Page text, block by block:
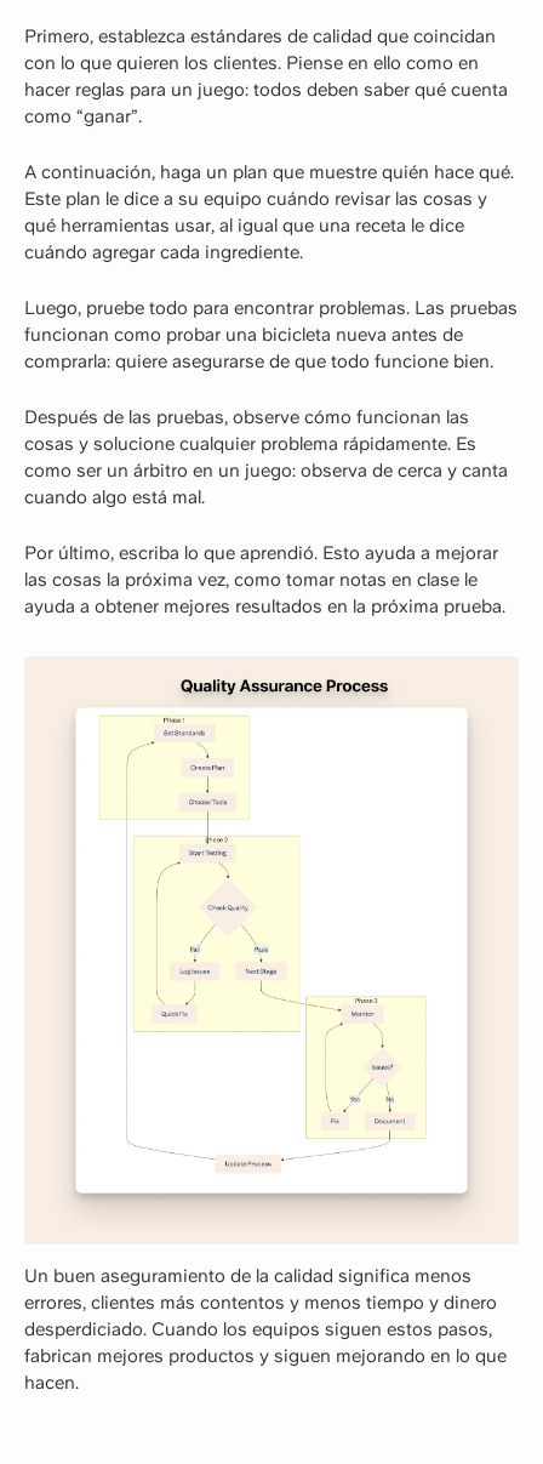
Primero, establezca estándares de calidad que coincidan
con lo que quieren los clientes. Piense en ello como en
hacer reglas para un juego: todos deben saber qué cuenta
como “ganar”.
A continuación, haga un plan que muestre quién hace qué.
Este plan le dice a su equipo cuándo revisar las cosas y
qué herramientas usar, al igual que una receta le dice
cuándo agregar cada ingrediente.
Luego, pruebe todo para encontrar problemas. Las pruebas
funcionan como probar una bicicleta nueva antes de
comprarla: quiere asegurarse de que todo funcione bien.
Después de las pruebas, observe cómo funcionan las
cosas y solucione cualquier problema rápidamente. Es
como ser un árbitro en un juego: observa de cerca y canta
cuando algo está mal.
Por último, escriba lo que aprendió. Esto ayuda a mejorar
las cosas la próxima vez, como tomar notas en clase le
ayuda a obtener mejores resultados en la próxima prueba.
Un buen aseguramiento de la calidad significa menos
errores, clientes más contentos y menos tiempo y dinero
desperdiciado. Cuando los equipos siguen estos pasos,
fabrican mejores productos y siguen mejorando en lo que
hacen.